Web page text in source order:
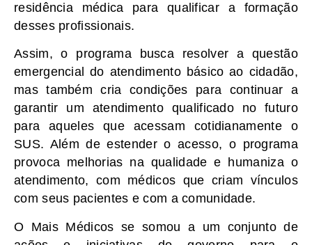
residência médica para qualificar a formação
desses profissionais.
Assim, o programa busca resolver a questão
emergencial do atendimento básico ao cidadão,
mas também cria condições para continuar a
garantir um atendimento qualificado no futuro
para aqueles que acessam cotidianamente o
SUS. Além de estender o acesso, o programa
provoca melhorias na qualidade e humaniza o
atendimento, com médicos que criam vínculos
com seus pacientes e com a comunidade.
O Mais Médicos se somou a um conjunto de